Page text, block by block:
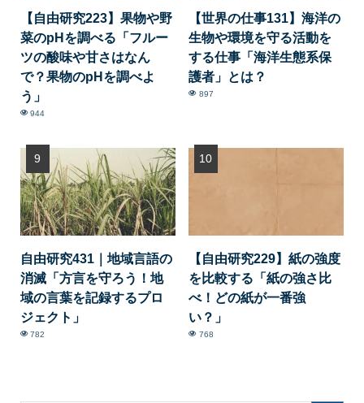
【自由研究223】果物や野
菜のpHを調べる「フルー
ツの酸味や甘さはなん
で？果物のpHを調べよ
う」
944
【世界の仕事131】海洋の
生物や環境を守る活動を
する仕事「海洋生態系保
護者」とは？
897
自由研究431｜地域言語の
消滅「方言を守ろう！地
域の言葉を記録するプロ
ジェクト」
782
【自由研究229】紙の強度
を比較する「紙の強さ比
べ！どの紙が一番強
い？」
768